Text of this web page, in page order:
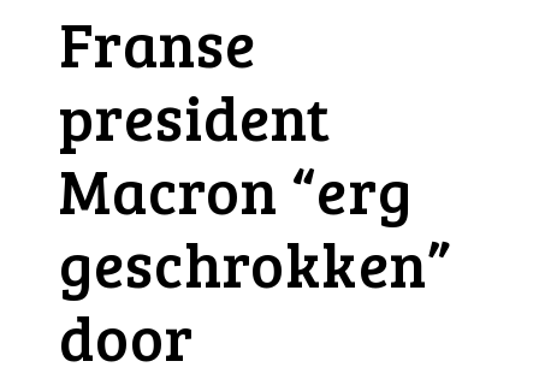
Franse
president
Macron “erg
geschrokken”
door